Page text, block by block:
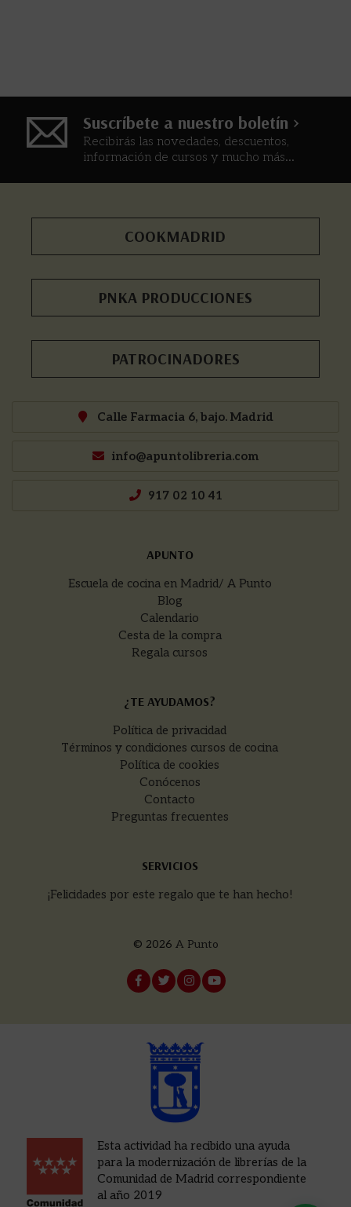
Suscríbete a nuestro boletín >
Recibirás las novedades, descuentos,
información de cursos y mucho más...
COOKMADRID
PNKA PRODUCCIONES
PATROCINADORES
Calle Farmacia 6, bajo. Madrid
info@apuntolibreria.com
917 02 10 41
APUNTO
Escuela de cocina en Madrid/ A Punto
Blog
Calendario
Cesta de la compra
Regala cursos
¿TE AYUDAMOS?
Política de privacidad
Términos y condiciones cursos de cocina
Política de cookies
Conócenos
Contacto
Preguntas frecuentes
SERVICIOS
¡Felicidades por este regalo que te han hecho!
© 2026 A Punto
Esta actividad ha recibido una ayuda
para la modernización de librerías de la
Comunidad de Madrid correspondiente
al año 2019